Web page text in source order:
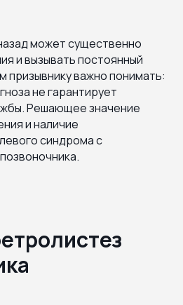
может существенно
и вызывать постоянный
призывнику важно понимать:
не гарантирует
Решающее значение
и наличие
синдрома с